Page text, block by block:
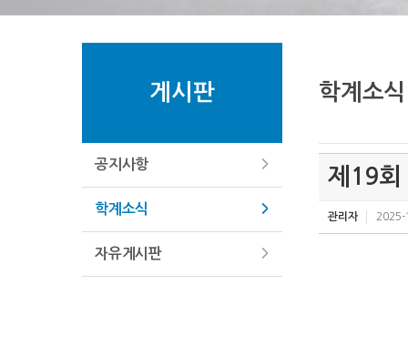
게시판
공지사항
학계소식
자유게시판
학계소식
제19회
관리자 2025-